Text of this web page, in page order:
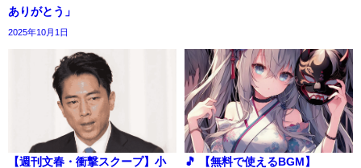
ありがとう」
2025年10月1日
【週刊文春・衝撃スクープ】小
🎵 【無料で使えるBGM】